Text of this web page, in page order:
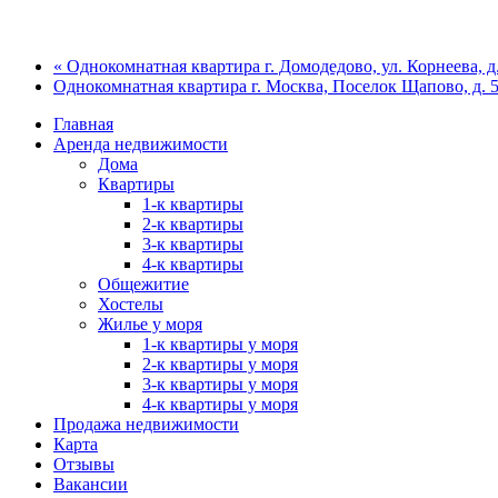
« Однокомнатная квартира г. Домодедово, ул. Корнеева,
Однокомнатная квартира г. Москва, Поселок Щапово, д.
Главная
Аренда недвижимости
Дома
Квартиры
1-к квартиры
2-к квартиры
3-к квартиры
4-к квартиры
Общежитие
Хостелы
Жилье у моря
1-к квартиры у моря
2-к квартиры у моря
3-к квартиры у моря
4-к квартиры у моря
Продажа недвижимости
Карта
Отзывы
Вакансии